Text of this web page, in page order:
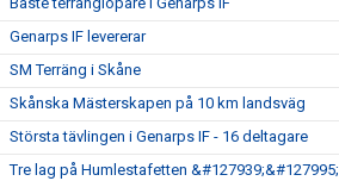
Genarps IF levererar
SM Terräng i Skåne
Skånska Mästerskapen på 10 km landsväg
Största tävlingen i Genarps IF - 16 deltagare
Tre lag på Humlestafetten &#127939;&#127995;